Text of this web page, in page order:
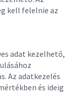
kell felelnie az
adat kezelhető,
Az adatkezelés
és ideig